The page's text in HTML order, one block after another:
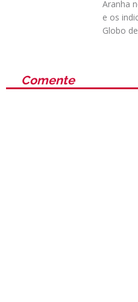
Aranha
e os
Globo
Comente